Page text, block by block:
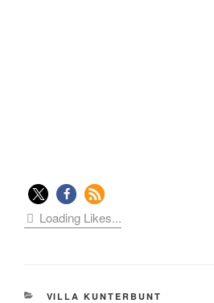
Loading Likes...
KATEGORIEN
VILLA KUNTERBUNT